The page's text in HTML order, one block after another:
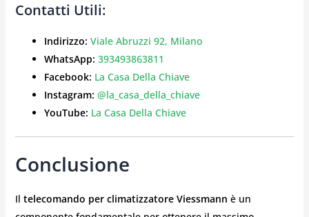
Contatti Utili:
Indirizzo: Viale Abruzzi 92, Milano
WhatsApp: 393493863811
Facebook: La Casa Della Chiave
Instagram: @la_casa_della_chiave
YouTube: La Casa Della Chiave
Conclusione
Il telecomando per climatizzatore Viessmann è un